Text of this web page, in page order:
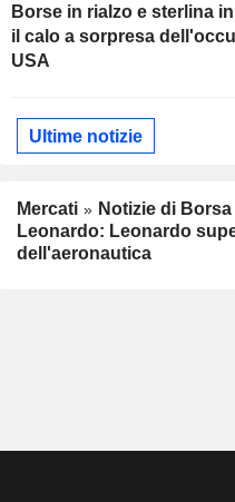
Borse in rialzo e sterlina
il calo a sorpresa
USA
Ultime notizie
Mercati
Notizie di Borsa
Leonardo: Leonardo
dell'aeronautica